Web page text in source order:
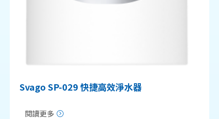
Svago SP-029 快捷高效淨水器
閱讀更多